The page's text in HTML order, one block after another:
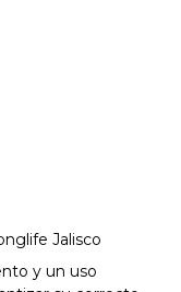
Jalisco
y un uso